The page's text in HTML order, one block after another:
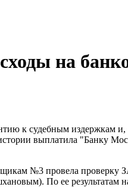
на
к судебным издержкам и,
выплатила "Банку
№3 провела проверку
По ее результатам